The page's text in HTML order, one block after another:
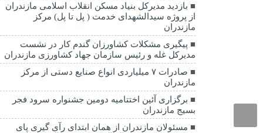
بازدید مدیرکل بنیاد مسکن انقلاب اسلامی مازندران
از پروژه سیدالشهدای خدمت ( پل تا پل) مرکز
مازندران
پیگیری مشکلات کشاورزان گندم کار در نشست
مدیرکل غله و رئیس سازمان جهاد کشاورزی مازندران
صادرات ۷ میلیاردی انواع صنایع دستی از مرکز
مازندران
برگزاری آئین اختتامیه دومین جشنواره سرود فجر
بسیج مازندران
مسئولان مازندران از همان ابتدای رآی گیری پای